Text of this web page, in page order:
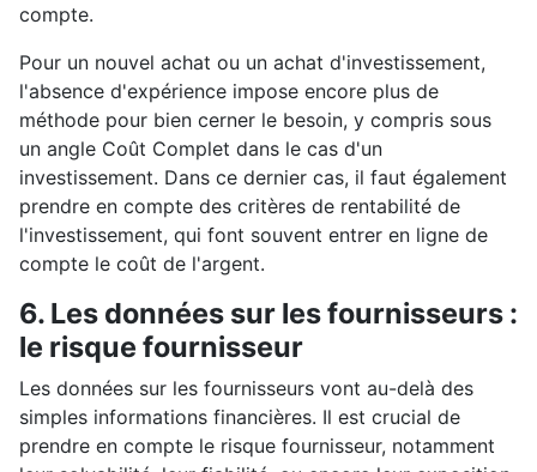
compte.
Pour un nouvel achat ou un achat d'investissement,
l'absence d'expérience impose encore plus de
méthode pour bien cerner le besoin, y compris sous
un angle Coût Complet dans le cas d'un
investissement. Dans ce dernier cas, il faut également
prendre en compte des critères de rentabilité de
l'investissement, qui font souvent entrer en ligne de
compte le coût de l'argent.
6. Les données sur les fournisseurs :
le risque fournisseur
Les données sur les fournisseurs vont au-delà des
simples informations financières. Il est crucial de
prendre en compte le risque fournisseur, notamment